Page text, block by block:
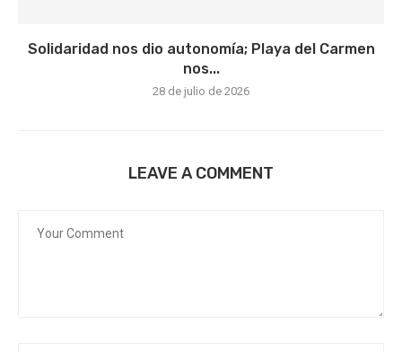
Solidaridad nos dio autonomía; Playa del Carmen
nos...
28 de julio de 2026
LEAVE A COMMENT